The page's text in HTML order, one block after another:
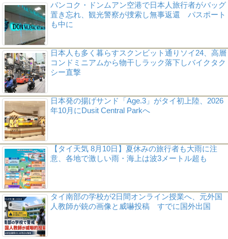
バンコク・ドンムアン空港で日本人旅行者がバッグ
置き忘れ、観光警察が捜索し無事返還 パスポート
も中に
日本人も多く暮らすスクンビット通りソイ24、高層
コンドミニアムから物干しラック落下しバイクタク
シー直撃
日本発の揚げサンド「Age.3」がタイ初上陸、2026
年10月にDusit Central Parkへ
【タイ天気 8月10日】夏休みの旅行者も大雨に注
意、各地で激しい雨・海上は波3メートル超も
タイ南部の学校が2日間オンライン授業へ、元外国
人教師が銃の画像と威嚇投稿 すでに国外出国